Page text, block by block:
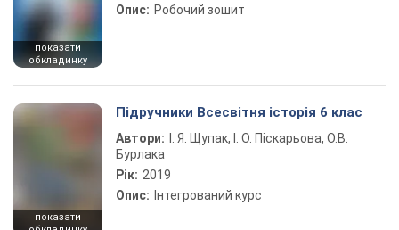
показати
обкладинку
Опис: Робочий зошит
показати
Підручники Всесвітня історія 6 клас
Автори:
І. Я. Щупак, І. О. Піскарьова, О.В.
Бурлака
Рік: 2019
Опис: Інтегрований курс